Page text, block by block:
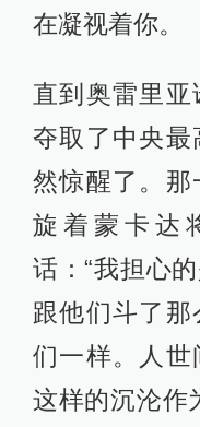
在凝视着你。
直到奥雷里亚
夺取了中央最
然惊醒了。那
旋着蒙卡达
话：“我担心
跟他们斗了
们一样。人世
这样的沉沦作